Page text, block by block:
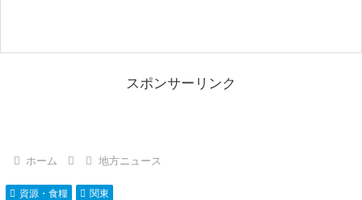
スポンサーリンク
ホーム 地方ニュース
資源・食糧 関東